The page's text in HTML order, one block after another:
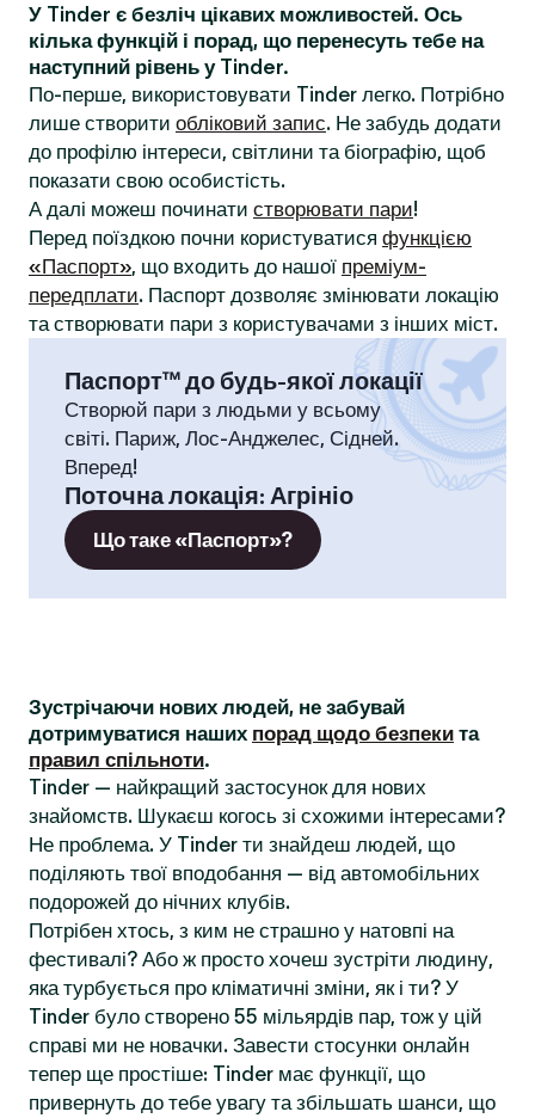
У Tinder є безліч цікавих можливостей. Ось
кілька функцій і порад, що перенесуть тебе на
наступний рівень у Tinder.
По-перше, використовувати Tinder легко. Потрібно
лише створити обліковий запис. Не забудь додати
до профілю інтереси, світлини та біографію, щоб
показати свою особистість.
А далі можеш починати створювати пари!
Перед поїздкою почни користуватися функцією
«Паспорт», що входить до нашої преміум-
передплати. Паспорт дозволяє змінювати локацію
та створювати пари з користувачами з інших міст.
Паспорт™ до будь-якої локації
Створюй пари з людьми у всьому
світі. Париж, Лос-Анджелес, Сідней.
Вперед!
Поточна локація: Агрініо
Що таке «Паспорт»?
Зустрічаючи нових людей, не забувай
дотримуватися наших порад щодо безпеки та
правил спільноти.
Tinder — найкращий застосунок для нових
знайомств. Шукаєш когось зі схожими інтересами?
Не проблема. У Tinder ти знайдеш людей, що
поділяють твої вподобання — від автомобільних
подорожей до нічних клубів.
Потрібен хтось, з ким не страшно у натовпі на
фестивалі? Або ж просто хочеш зустріти людину,
яка турбується про кліматичні зміни, як і ти? У
Tinder було створено 55 мільярдів пар, тож у цій
справі ми не новачки. Завести стосунки онлайн
тепер ще простіше: Tinder має функції, що
привернуть до тебе увагу та збільшать шанси, що